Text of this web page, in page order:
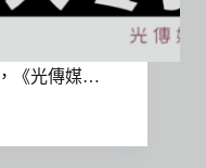
《光傳媒…